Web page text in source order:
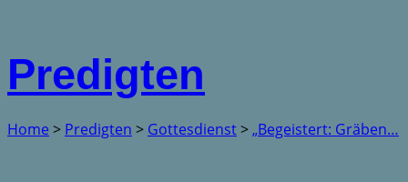
Predigten
Home > Predigten > Gottesdienst>„Begeistert: Gräben…